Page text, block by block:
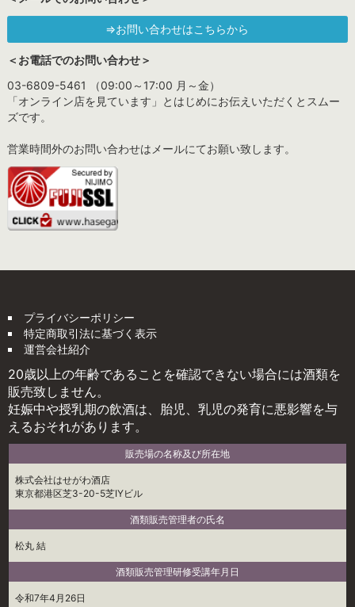
⇒お問い合わせはこちらから
＜お電話でのお問い合わせ＞
03-6809-5461 （09:00～17:00 月～金）
「オンライン店を見ています」とはじめにお伝えいただくとスムー
ズです。
営業時間外のお問い合わせはメールにてお願い致します。
プライバシーポリシー
特定商取引法に基づく表示
運営会社紹介
20歳以上の年齢であることを確認できない場合には酒類を
販売致しません。
妊娠中や授乳期の飲酒は、胎児、乳児の発育に悪影響を与
えるおそれがあります。
販売場の名称及び所在地
株式会社はせがわ酒店
東京都港区芝3-20-5芝IYビル
酒類販売管理者の氏名
松丸 結
酒類販売管理研修受講年月日
令和7年4月26日